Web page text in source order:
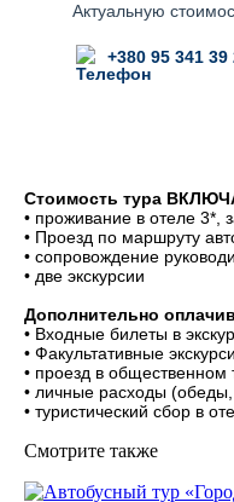
Актуальную
+380 95 341 39
Стоимость тура
• проживание в отеле 3*,
• Проезд по маршруту
• сопровождение
• две экскурсии
Дополнительно
• Входные билеты в
• Факультативные
• проезд в общественном
• личные расходы
• туристический сбор в
Смотрите также